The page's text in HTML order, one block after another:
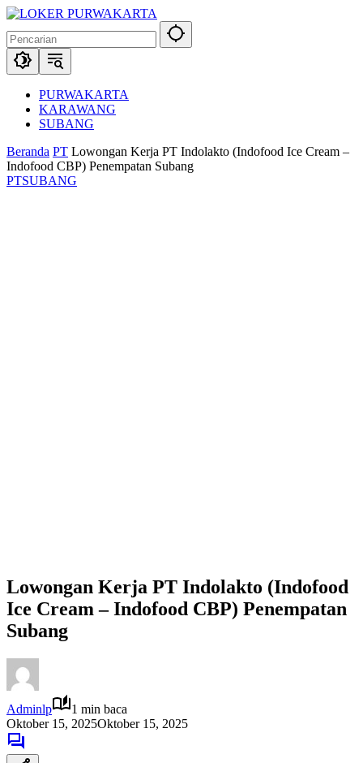
Langsung
konten
PURWAKARTA
KARAWANG
SUBANG
Beranda PT Lowongan Kerja PT Indolakto (Indofood Ice Cream –
Indofood CBP) Penempatan Subang
PTSUBANG
Lowongan Kerja PT Indolakto (Indofood
Ice Cream – Indofood CBP) Penempatan
Subang
Adminlp
1 min baca
Oktober 15, 2025Oktober 15, 2025